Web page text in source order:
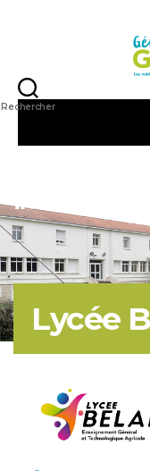
Rechercher
Accueil
Lycée